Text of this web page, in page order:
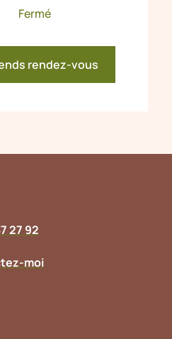
Fermé
rendez-vous
27 92
moi